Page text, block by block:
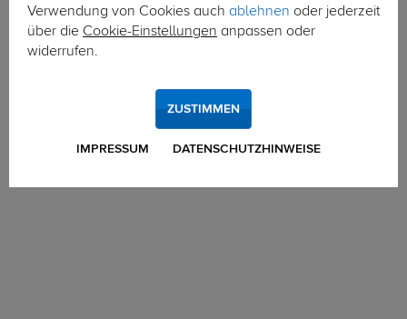
Verwendung von Cookies auch ablehnen oder jederzeit
über die Cookie-Einstellungen anpassen oder
widerrufen.
IMPRESSUM DATENSCHUTZHINWEISE
ZUSTIMMEN